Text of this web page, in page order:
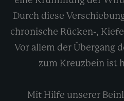
Durch diese
chronische Rücken-,
Vor allem der Übergang
zum Kreuzbein ist
Mit Hilfe unserer